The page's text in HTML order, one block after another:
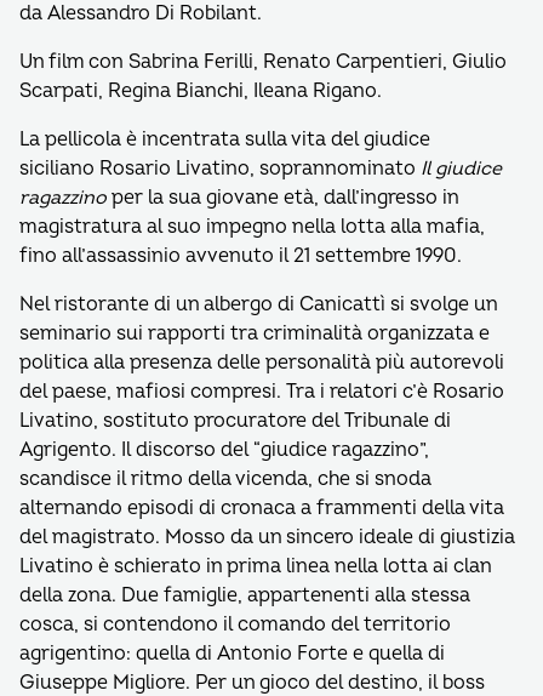
da Alessandro Di Robilant.
Un film con Sabrina Ferilli, Renato Carpentieri, Giulio
Scarpati, Regina Bianchi, Ileana Rigano.
La pellicola è incentrata sulla vita del giudice
siciliano Rosario Livatino, soprannominato Il giudice
ragazzino per la sua giovane età, dall’ingresso in
magistratura al suo impegno nella lotta alla mafia,
fino all’assassinio avvenuto il 21 settembre 1990.
Nel ristorante di un albergo di Canicattì si svolge un
seminario sui rapporti tra criminalità organizzata e
politica alla presenza delle personalità più autorevoli
del paese, mafiosi compresi. Tra i relatori c’è Rosario
Livatino, sostituto procuratore del Tribunale di
Agrigento. Il discorso del “giudice ragazzino”,
scandisce il ritmo della vicenda, che si snoda
alternando episodi di cronaca a frammenti della vita
del magistrato. Mosso da un sincero ideale di giustizia
Livatino è schierato in prima linea nella lotta ai clan
della zona. Due famiglie, appartenenti alla stessa
cosca, si contendono il comando del territorio
agrigentino: quella di Antonio Forte e quella di
Giuseppe Migliore. Per un gioco del destino, il boss